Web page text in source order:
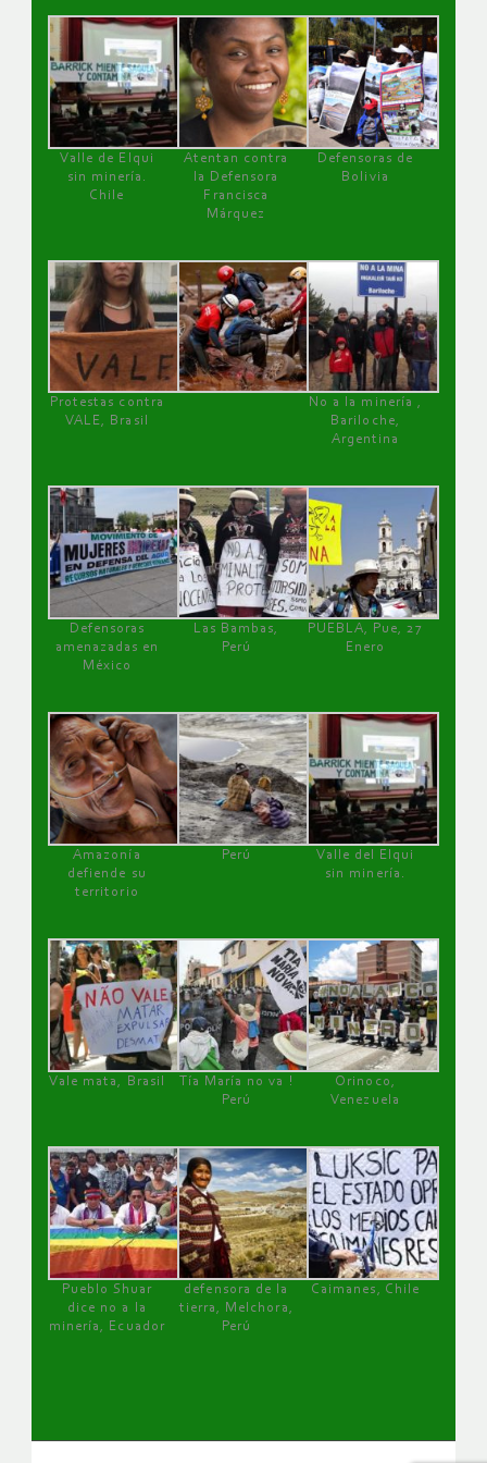
Valle de Elqui
sin minería.
Chile
Atentan contra
la Defensora
Francisca
Márquez
Defensoras de
Bolivia
Protestas contra
VALE, Brasil
No a la minería ,
Bariloche,
Argentina
Defensoras
amenazadas en
México
Las Bambas,
Perú
PUEBLA, Pue, 27
Enero
Amazonía
defiende su
territorio
Perú
Valle del Elqui
sin minería.
Vale mata, Brasil
Tía María no va !
Perú
Orinoco,
Venezuela
Pueblo Shuar
dice no a la
minería, Ecuador
defensora de la
tierra, Melchora,
Perú
Caimanes, Chile